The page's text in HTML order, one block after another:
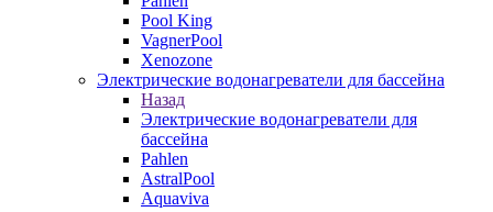
Pool King
VagnerPool
Xenozone
Электрические водонагреватели для бассейна
Назад
Электрические водонагреватели для
бассейна
Pahlen
AstralPool
Aquaviva